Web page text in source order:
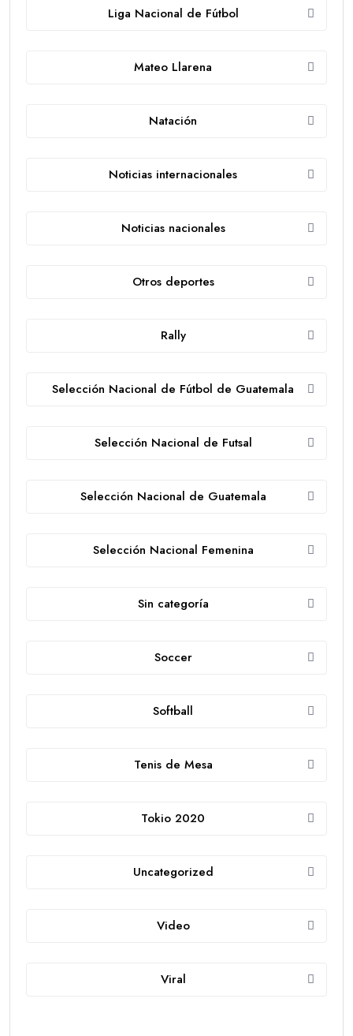
Liga Nacional de Fútbol
Mateo Llarena
Natación
Noticias internacionales
Noticias nacionales
Otros deportes
Rally
Selección Nacional de Fútbol de Guatemala
Selección Nacional de Futsal
Selección Nacional de Guatemala
Selección Nacional Femenina
Sin categoría
Soccer
Softball
Tenis de Mesa
Tokio 2020
Uncategorized
Video
Viral